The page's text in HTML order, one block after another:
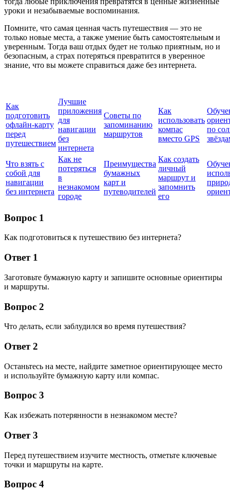
уроки и незабываемые воспоминания.
Помните, что самая ценная часть путешествия — это не
только новые места, а также умение быть самостоятельным и
уверенным. Тогда ваш отдых будет не только приятным, но и
безопасным, а страх потеряться превратится в уверенное
знание, что вы можете справиться даже без интернета.
Как
подготовить
офлайн-карту
перед
путешествием
Лучшие
приложения
для
навигации
без
интернета
Советы по
запоминанию
маршрутов
Как
использовать
компас
вместо GPS
по
Что взять с
собой для
навигации
без интернета
Как не
потеряться
в
незнакомом
городе
Преимущества
бумажных
карт и
путеводителей
Как создать
личный
маршрут и
запомнить
его
Вопрос 1
Как подготовиться к путешествию без интернета?
Ответ 1
Заготовьте бумажную карту и запишите основные ориентиры
и маршруты.
Вопрос 2
Что делать, если заблудился во время путешествия?
Ответ 2
Останьтесь на месте, найдите заметное ориентирующее место
и используйте бумажную карту или компас.
Вопрос 3
Как избежать потерянности в незнакомом месте?
Ответ 3
Перед путешествием изучите местность, отметьте ключевые
точки и маршруты на карте.
Вопрос 4